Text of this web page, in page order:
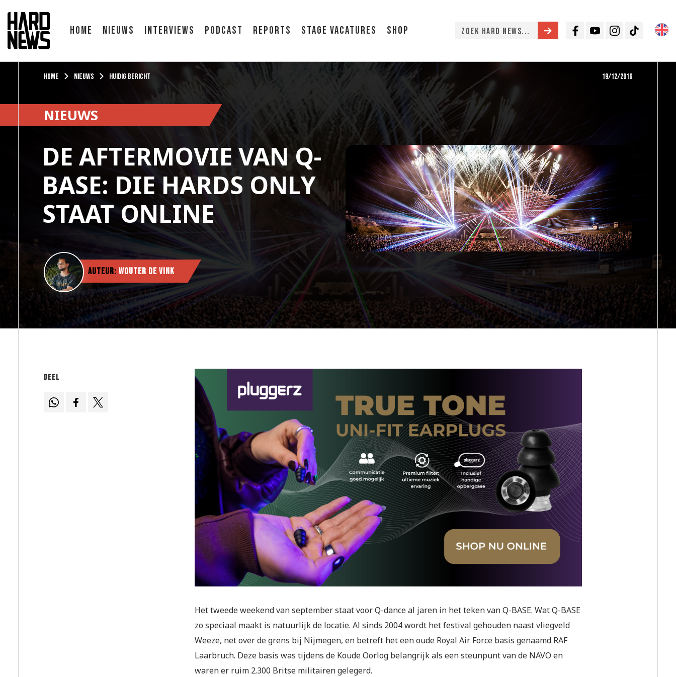
Home Nieuws Interviews Podcast Reports Stage vacatures Shop
Facebook
YoutubeInstagramTikTok
Home Nieuws Huidig bericht 19/12/2016
NIEUWS
DE AFTERMOVIE VAN Q-
BASE: DIE HARDS ONLY
STAAT ONLINE
Auteur: Wouter de Vink
Deel
Het tweede weekend van september staat voor Q-dance al jaren in het teken van Q-BASE. Wat Q-BASE
zo speciaal maakt is natuurlijk de locatie. Al sinds 2004 wordt het festival gehouden naast vliegveld
Weeze, net over de grens bij Nijmegen, en betreft het een oude Royal Air Force basis genaamd RAF
Laarbruch. Deze basis was tijdens de Koude Oorlog belangrijk als een steunpunt van de NAVO en
waren er ruim 2.300 Britse militairen gelegerd.